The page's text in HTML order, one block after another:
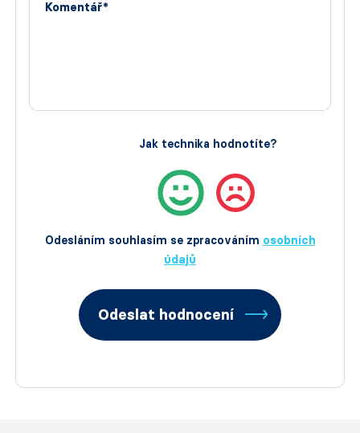
Komentář*
Odesláním souhlasím se zpracováním osobních
údajů
Jak technika hodnotíte?
Odeslat hodnocení